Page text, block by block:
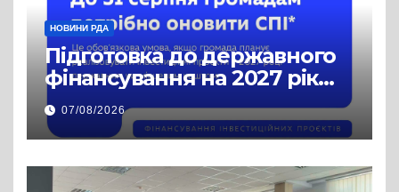
НОВИНИ РДА
Підготовка до державного
фінансування на 2027 рік
уже триває
07/08/2026